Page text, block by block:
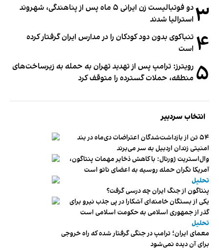
۳
دو فوتبالیست زن ایرانی ۵ ماه پس از پناهندگی، شهروند
استرالیا شدند
۴ تنباکوی بدون دود کودکان را در مدارس ایران گرفتار کرده
است
۵ رویترز: ترامپ پس از تهدید تهران به حمله به زیرساخت‌های
منطقه، حملات گسترده را متوقف کرد
انتخاب سردبیر
۵۴ تن از بازداشت‌شدگان اعتراضات دی‌ماه در بند
امنیتی زندان اردبیل به سر می‌برند
وال‌استریت ژورنال: با کاهش ذخایر مهمات پنتاگون،
آمریکا نگران حمله روسیه به اعضای ناتو‌ است
تحلیل
پنتاگون از جنگ ایران چه درسی گرفت؟
یکی از بستگان خامنه‌ای آشکارا در پی جذب نیرو برای
گذر از جمهوری اسلامی به حکومت اسلامی است
تحلیل
معمای ایران؛ ترامپ در جنگی گرفتار شده که راه خروجی
برای آن دیده نمی‌شود